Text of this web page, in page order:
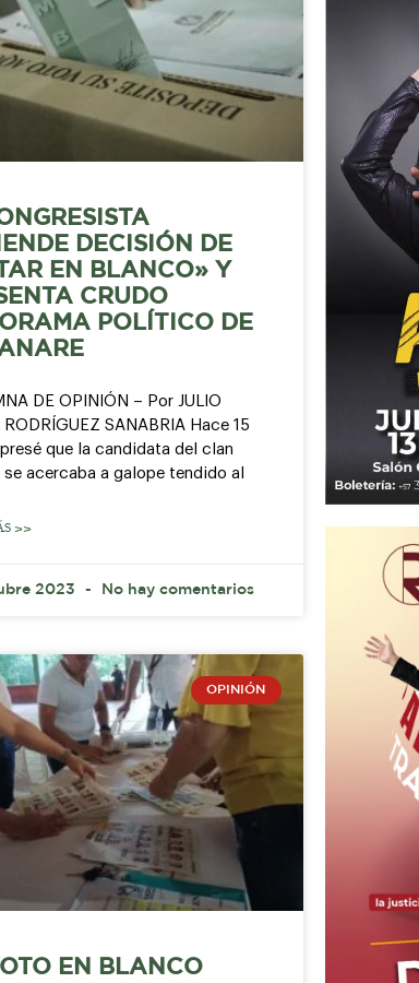
DECISIÓN DE
EN BLANCO» Y
CRUDO
POLÍTICO DE
DE OPINIÓN – Por JULIO
RODRÍGUEZ SANABRIA Hace 15
que la candidata del clan
se acercaba a galope tendido al
>>
2023 No hay comentarios
OPINIÓN
EN BLANCO